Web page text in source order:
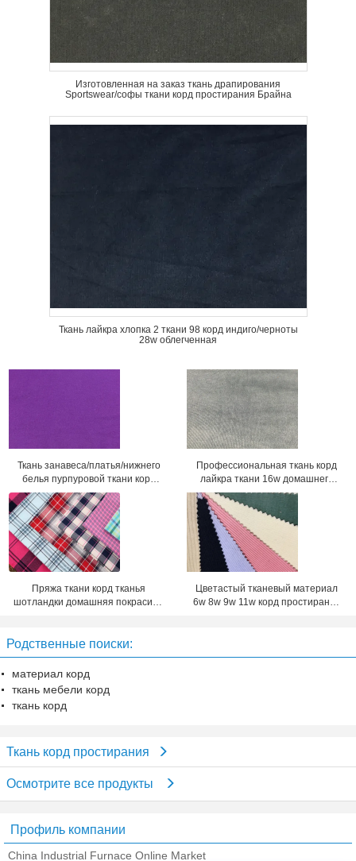
Изготовленная на заказ ткань драпирования
Sportswear/софы ткани корд простирания Брайна
Ткань лайкра хлопка 2 ткани 98 корд индиго/черноты
28w облегченная
Ткань занавеса/платья/нижнего
белья пурпуровой ткани корд
простирания Breathable
Профессиональная ткань корд
лайкра ткани 16w домашнего
обеспечения для драпирования
Пряжа ткани корд тканья
шотландки домашняя покрасила
Цветастый тканевый материал
6w 8w 9w 11w корд простирания
Родственные поиски:
материал корд
ткань мебели корд
ткань корд
Ткань корд простирания
Осмотрите все продукты
Профиль компании
China Industrial Furnace Online Market